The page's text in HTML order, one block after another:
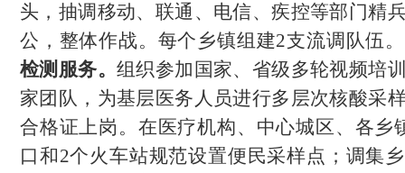
头，抽调移动、联通、电信、疾控等部门精
公，整体作战。每个乡镇组建2支流调队伍。
检测服务。 组织参加国家、省级多轮视频培
家团队，为基层医务人员进行多层次核酸采
合格证上岗。 在医疗机构、中心城区、各乡
口和2个火车站规范设置便民采样点； 调集